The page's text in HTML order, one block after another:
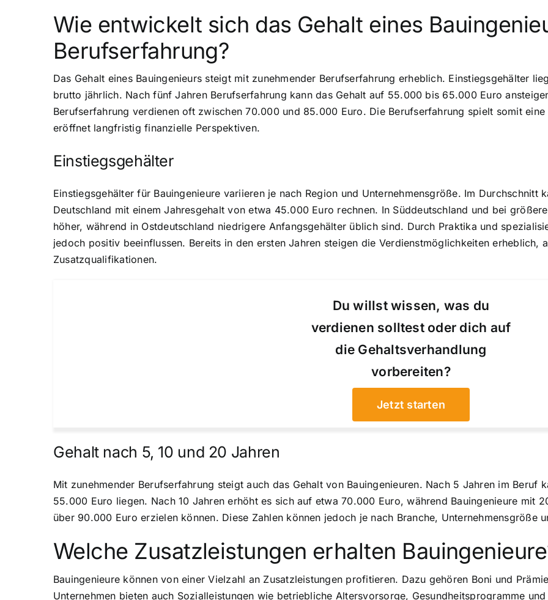
Wie entwickelt sich das Gehalt eines
Berufserfahrung?
Das Gehalt eines Bauingenieurs steigt mit zunehmender Berufserfahrung erheblich. Einstiegsgehälter
brutto jährlich. Nach fünf Jahren Berufserfahrung kann das Gehalt auf 55.000 bis 65.000 Euro
Berufserfahrung verdienen oft zwischen 70.000 und 85.000 Euro. Die Berufserfahrung spielt somit
eröffnet langfristig finanzielle Perspektiven.
Einstiegsgehälter
Einstiegsgehälter für Bauingenieure variieren je nach Region und Unternehmensgröße. Im Durchschnitt
Deutschland mit einem Jahresgehalt von etwa 45.000 Euro rechnen. In Süddeutschland und bei
höher, während in Ostdeutschland niedrigere Anfangsgehälter üblich sind. Durch Praktika und
jedoch positiv beeinflussen. Bereits in den ersten Jahren steigen die Verdienstmöglichkeiten erheblich,
Zusatzqualifikationen.
Du willst wissen, was du
verdienen solltest oder dich auf
die Gehaltsverhandlung
vorbereiten?
Jetzt starten
Gehalt nach 5, 10 und 20 Jahren
Mit zunehmender Berufserfahrung steigt auch das Gehalt von Bauingenieuren. Nach 5 Jahren im Beruf
55.000 Euro liegen. Nach 10 Jahren erhöht es sich auf etwa 70.000 Euro, während Bauingenieure mit
über 90.000 Euro erzielen können. Diese Zahlen können jedoch je nach Branche, Unternehmensgröße
Welche Zusatzleistungen erhalten
Bauingenieure können von einer Vielzahl an Zusatzleistungen profitieren. Dazu gehören Boni und
Unternehmen bieten auch Sozialleistungen wie betriebliche Altersvorsorge, Gesundheitsprogramme